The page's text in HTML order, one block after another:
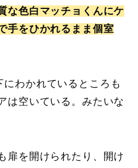
な色白マッチョくんにケ
手をひかれるまま個室
わかれているところも
は空いている。みたいな
扉を開けられたり、開け